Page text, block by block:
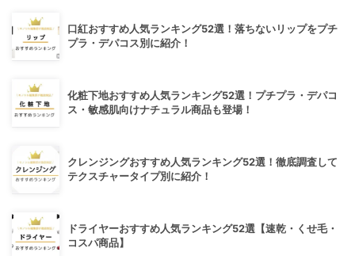
口紅おすすめ人気ランキング52選！落ちないリップをプチ
プラ・デパコス別に紹介！
化粧下地おすすめ人気ランキング52選！プチプラ・デパコ
ス・敏感肌向けナチュラル商品も登場！
クレンジングおすすめ人気ランキング52選！徹底調査して
テクスチャータイプ別に紹介！
ドライヤーおすすめ人気ランキング52選【速乾・くせ毛・
コスパ商品】